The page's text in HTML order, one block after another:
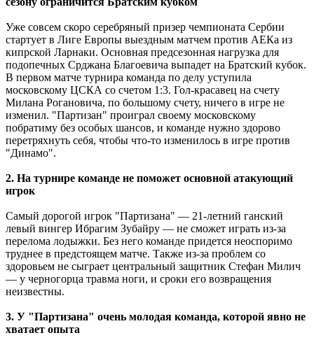
Уже совсем скоро серебряный призер чемпионата Сербии
стартует в Лиге Европы выездным матчем против АЕКа из
кипрской Ларнаки. Основная предсезонная нагрузка для
подопечных Срджана Благоевича выпадет на Братский кубок.
В первом матче турнира команда по делу уступила
московскому ЦСКА со счетом 1:3. Гол-красавец на счету
Милана Рогановича, по большому счету, ничего в игре не
изменил. "Партизан" проиграл своему московскому
побратиму без особых шансов, и команде нужно здорово
перетряхнуть себя, чтобы что-то изменилось в игре против
"Динамо".
2. На турнире команде не поможет основной атакующий
игрок
Самый дорогой игрок "Партизана" ― 21-летний ганский
левый вингер Ибрагим Зубайру ― не сможет играть из-за
перелома лодыжки. Без него команде придется неоспоримо
труднее в предстоящем матче. Также из-за проблем со
здоровьем не сыграет центральный защитник Стефан Милич
― у черногорца травма ноги, и сроки его возвращения
неизвестны.
3. У "Партизана" очень молодая команда, которой явно не
хватает опыта